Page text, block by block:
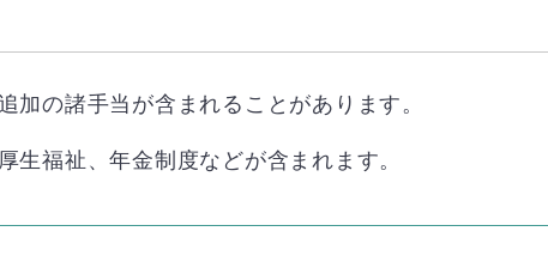
加の諸手当が含まれることがあります。
生福祉、年金制度などが含まれます。